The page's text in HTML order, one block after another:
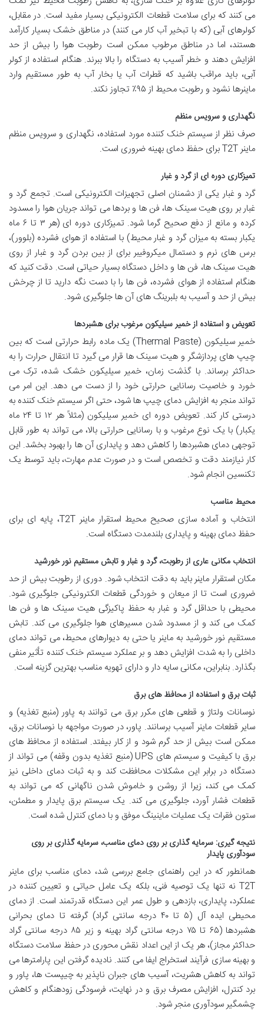
می کنند که برای سلامت قطعات الکترونیکی بسیار مفید است. در مقابل،
کولرهای آبی (که با تبخیر آب کار می کنند) در مناطق خشک بسیار کارآمد
هستند، اما در مناطق مرطوب ممکن است رطوبت هوا را بیش از حد
افزایش دهند و خطر آسیب به دستگاه را بالا ببرند. هنگام استفاده از کولر
آبی، باید مراقب باشید که قطرات آب یا بخار آب به طور مستقیم وارد
ماینرها نشود و رطوبت محیط از ۹۵٪ تجاوز نکند.
نگهداری و سرویس منظم
صرف نظر از سیستم خنک کننده مورد استفاده، نگهداری و سرویس منظم
ماینر T2T برای حفظ دمای بهینه ضروری است.
تمیزکاری دوره ای از گرد و غبار
گرد و غبار یکی از دشمنان اصلی تجهیزات الکترونیکی است. تجمع گرد و
غبار بر روی هیت سینک ها، فن ها و بردها می تواند جریان هوا را مسدود
کرده و مانع از دفع صحیح گرما شود. تمیزکاری دوره ای (هر ۳ تا ۶ ماه
یکبار بسته به میزان گرد و غبار محیط) با استفاده از هوای فشرده (بلوور)،
برس های نرم و دستمال میکروفیبر برای از بین بردن گرد و غبار از روی
هیت سینک ها، فن ها و داخل دستگاه بسیار حیاتی است. دقت کنید که
هنگام استفاده از هوای فشرده، فن ها را با دست نگه دارید تا از چرخش
بیش از حد و آسیب به بلبرینگ های آن ها جلوگیری شود.
تعویض و استفاده از خمیر سیلیکون مرغوب برای هشبردها
خمیر سیلیکون (Thermal Paste) یک ماده رابط حرارتی است که بین
چیپ های پردازشگر و هیت سینک ها قرار می گیرد تا انتقال حرارت را به
حداکثر برساند. با گذشت زمان، خمیر سیلیکون خشک شده، ترک می
خورد و خاصیت رسانایی حرارتی خود را از دست می دهد. این امر می
تواند منجر به افزایش دمای چیپ ها شود، حتی اگر سیستم خنک کننده به
درستی کار کند. تعویض دوره ای خمیر سیلیکون (مثلاً هر ۱۲ تا ۲۴ ماه
یکبار) با یک نوع مرغوب و با رسانایی حرارتی بالا، می تواند به طور قابل
توجهی دمای هشبردها را کاهش دهد و پایداری آن ها را بهبود بخشد. این
کار نیازمند دقت و تخصص است و در صورت عدم مهارت، باید توسط یک
تکنسین انجام شود.
محیط مناسب
انتخاب و آماده سازی صحیح محیط استقرار ماینر T2T، پایه ای برای
حفظ دمای بهینه و پایداری بلندمدت دستگاه است.
انتخاب مکانی عاری از رطوبت، گرد و غبار و تابش مستقیم نور خورشید
مکان استقرار ماینر باید به دقت انتخاب شود. دوری از رطوبت بیش از حد
ضروری است تا از میعان و خوردگی قطعات الکترونیکی جلوگیری شود.
محیطی با حداقل گرد و غبار به حفظ پاکیزگی هیت سینک ها و فن ها
کمک می کند و از مسدود شدن مسیرهای هوا جلوگیری می کند. تابش
مستقیم نور خورشید به ماینر یا حتی به دیوارهای محیط، می تواند دمای
داخلی را به شدت افزایش دهد و بر عملکرد سیستم خنک کننده تأثیر منفی
بگذارد. بنابراین، مکانی سایه دار و دارای تهویه مناسب بهترین گزینه است.
ثبات برق و استفاده از محافظ های برق
نوسانات ولتاژ و قطعی های مکرر برق می توانند به پاور (منبع تغذیه) و
سایر قطعات ماینر آسیب برسانند. پاور، در صورت مواجهه با نوسانات برق،
ممکن است بیش از حد گرم شود و از کار بیفتد. استفاده از محافظ های
برق با کیفیت و سیستم های UPS (منبع تغذیه بدون وقفه) می تواند از
دستگاه در برابر این مشکلات محافظت کند و به ثبات دمای داخلی نیز
کمک می کند، زیرا از روشن و خاموش شدن ناگهانی که می تواند به
قطعات فشار آورد، جلوگیری می کند. یک سیستم برق پایدار و مطمئن،
ستون فقرات یک عملیات ماینینگ موفق و با دمای کنترل شده است.
نتیجه گیری: سرمایه گذاری بر روی دمای مناسب، سرمایه گذاری بر روی
سودآوری پایدار
همانطور که در این راهنمای جامع بررسی شد، دمای مناسب برای ماینر
T2T نه تنها یک توصیه فنی، بلکه یک عامل حیاتی و تعیین کننده در
عملکرد، پایداری، بازدهی و طول عمر این دستگاه قدرتمند است. از دمای
محیطی ایده آل (۵ تا ۴۰ درجه سانتی گراد) گرفته تا دمای بحرانی
هشبردها (۶۵ تا ۷۵ درجه سانتی گراد بهینه و زیر ۸۵ درجه سانتی گراد
حداکثر مجاز)، هر یک از این اعداد نقش محوری در حفظ سلامت دستگاه
و بهینه سازی فرآیند استخراج ایفا می کنند. نادیده گرفتن این پارامترها می
تواند به کاهش هشریت، آسیب های جبران ناپذیر به چیپست ها، پاور و
برد کنترل، افزایش مصرف برق و در نهایت، فرسودگی زودهنگام و کاهش
چشمگیر سودآوری منجر شود.